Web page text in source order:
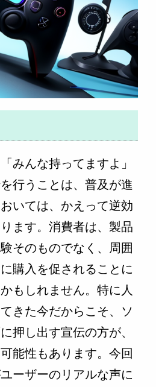
みんな持ってますよ」
行うことは、普及が進
いては、かえって逆効
ます。消費者は、製品
そのものでなく、周囲
購入を促されることに
もしれません。特に人
きた今だからこそ、ソ
押し出す宣伝の方が、
能性もあります。今回
ーザーのリアルな声に